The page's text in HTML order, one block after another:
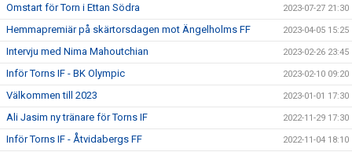
Omstart för Torn i Ettan Södra 2023-07-27 21:30
Hemmapremiär på skärtorsdagen mot Ängelholms FF 2023-04-05 15:25
Intervju med Nima Mahoutchian 2023-02-26 23:45
Inför Torns IF - BK Olympic 2023-02-10 09:20
Välkommen till 2023 2023-01-01 17:30
Ali Jasim ny tränare för Torns IF 2022-11-29 17:30
Inför Torns IF - Åtvidabergs FF 2022-11-04 18:10